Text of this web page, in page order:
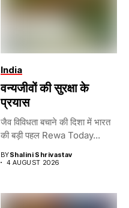
India
वन्यजीवों की सुरक्षा के
प्रयास
जैव विविधता बचाने की दिशा में भारत
की बड़ी पहल Rewa Today...
BYShalini Shrivastav
4 AUGUST 2026